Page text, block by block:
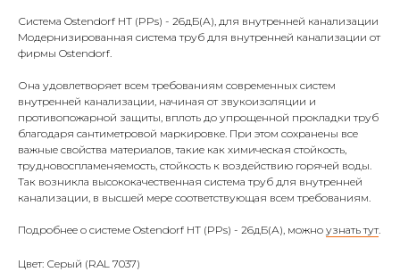
Система Ostendorf HT (PPs) - 26дБ(А), для внутренней канализации
Модернизированная система труб для внутренней канализации от
фирмы Ostendorf.
Она удовлетворяет всем требованиям современных систем
внутренней канализации, начиная от звукоизоляции и
противопожарной защиты, вплоть до упрощенной прокладки труб
благодаря сантиметровой маркировке. При этом сохранены все
важные свойства материалов, такие как химическая стойкость,
трудновоспламеняемость, стойкость к воздействию горячей воды.
Так возникла высококачественная система труб для внутренней
канализации, в высшей мере соответствующая всем требованиям.
Подробнее о системе Ostendorf HT (PPs) - 26дБ(А), можно узнать тут.
Цвет: Серый (RAL 7037)